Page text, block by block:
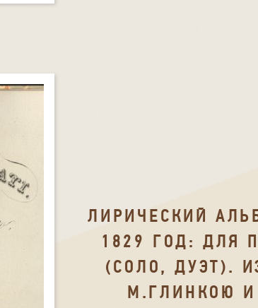
ЛИРИЧЕСКИЙ
1829 ГОД: ДЛЯ
(СОЛО, ДУЭТ).
М.ГЛИНКОЮ И